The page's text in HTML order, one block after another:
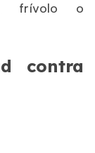
frívolo o
contra